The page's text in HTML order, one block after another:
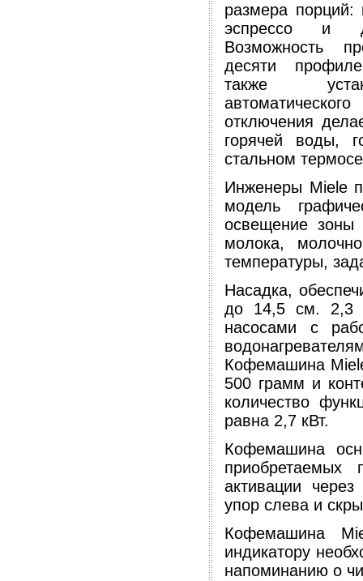
размера
эспрессо и
Возможность
десяти
также
отключения
горячей воды,
стальном
Инженеры Miele
модель
освещение зоны
молока,
температуры,
Насадка,
до 14,5 см. 2,3
насосами с
Кофемашина
500 грамм и
количество
равна 2,7 кВт.
Кофемашина
активации
упор слева и
Кофемашина
индикатору
напоминанию о